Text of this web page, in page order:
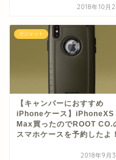
2018年10月
ガジェット
【キャンパーにおすすめ
iPhoneケース】iPhoneXS
Max買ったのでROOT CO.
スマホケースを予約したよ！
2018年9月